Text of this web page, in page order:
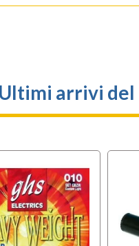
Ultimi arrivi del